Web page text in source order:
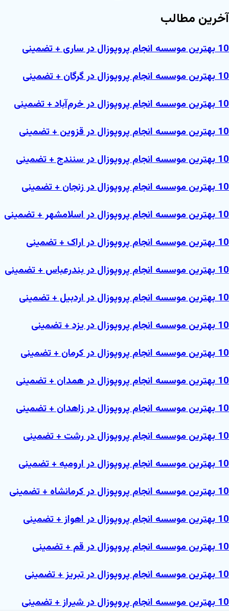
آخرین مطالب
10 بهترین موسسه انجام پروپوزال در ساری + تضمینی
10 بهترین موسسه انجام پروپوزال در گرگان + تضمینی
10 بهترین موسسه انجام پروپوزال در خرم‌آباد + تضمینی
10 بهترین موسسه انجام پروپوزال در قزوین + تضمینی
10 بهترین موسسه انجام پروپوزال در سنندج + تضمینی
10 بهترین موسسه انجام پروپوزال در زنجان + تضمینی
10 بهترین موسسه انجام پروپوزال در اسلامشهر + تضمینی
10 بهترین موسسه انجام پروپوزال در اراک + تضمینی
10 بهترین موسسه انجام پروپوزال در بندرعباس + تضمینی
10 بهترین موسسه انجام پروپوزال در اردبیل + تضمینی
10 بهترین موسسه انجام پروپوزال در یزد + تضمینی
10 بهترین موسسه انجام پروپوزال در کرمان + تضمینی
10 بهترین موسسه انجام پروپوزال در همدان + تضمینی
10 بهترین موسسه انجام پروپوزال در زاهدان + تضمینی
10 بهترین موسسه انجام پروپوزال در رشت + تضمینی
10 بهترین موسسه انجام پروپوزال در ارومیه + تضمینی
10 بهترین موسسه انجام پروپوزال در کرمانشاه + تضمینی
10 بهترین موسسه انجام پروپوزال در اهواز + تضمینی
10 بهترین موسسه انجام پروپوزال در قم + تضمینی
10 بهترین موسسه انجام پروپوزال در تبریز + تضمینی
10 بهترین موسسه انجام پروپوزال در شیراز + تضمینی